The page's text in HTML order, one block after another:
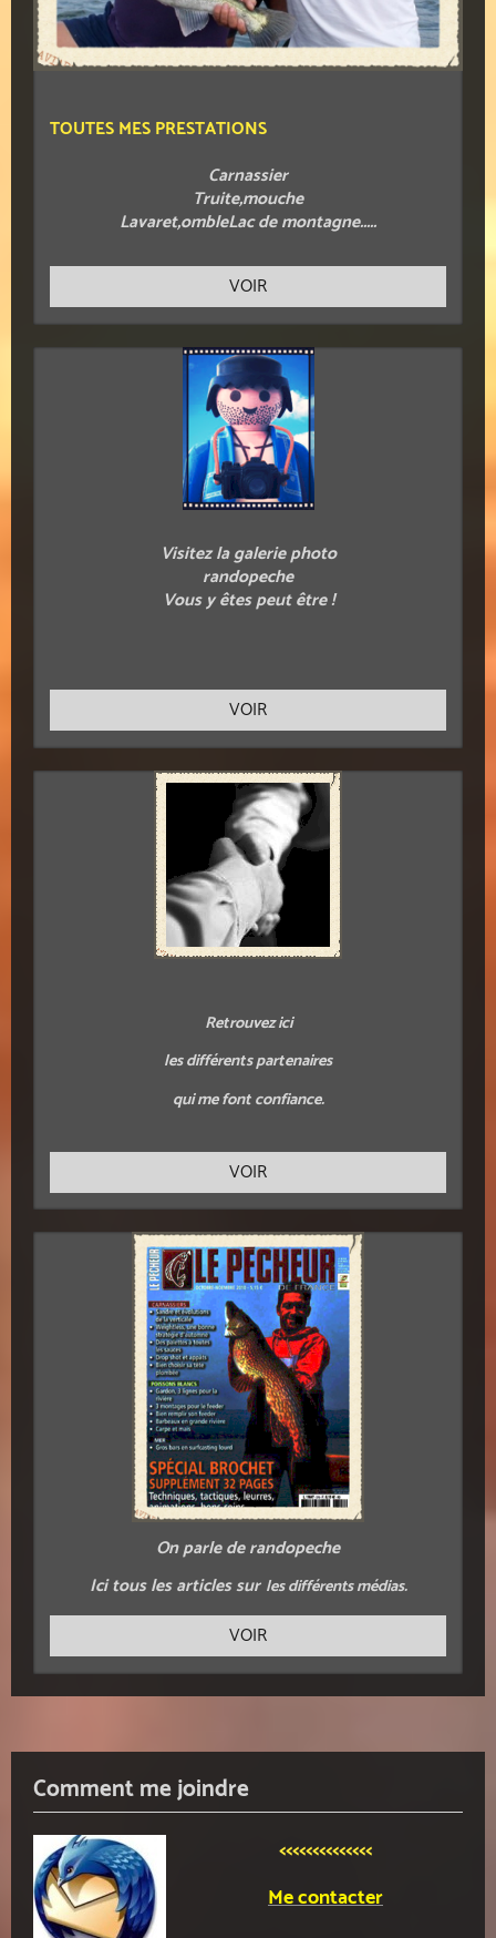
TOUTES MES PRESTATIONS
Carnassier
Truite,mouche
Lavaret,ombleLac de montagne.....
VOIR
Visitez la galerie photo
randopeche
Vous y êtes peut être !
VOIR
Retrouvez ici
les différents partenaires
qui me font confiance.
VOIR
On parle de randopeche
Ici tous les articles sur les différents médias.
VOIR
Comment me joindre
<<<<<<<<<<<<<<
Me contacter